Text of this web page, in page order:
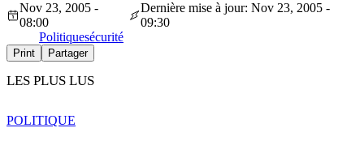
Nov 23, 2005 -
08:00
Dernière mise à jour: Nov 23, 2005 -
09:30
Politiquesécurité
Print Partager
LES PLUS LUS
POLITIQUE